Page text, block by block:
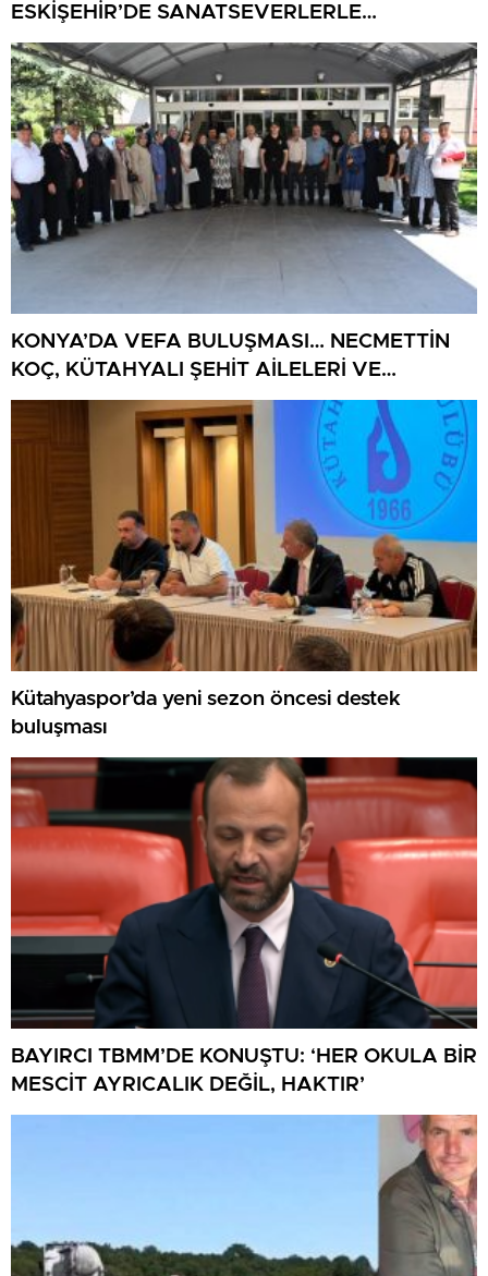
ESKİŞEHİR’DE SANATSEVERLERLE
BULUŞUYOR
KONYA’DA VEFA BULUŞMASI… NECMETTİN
KOÇ, KÜTAHYALI ŞEHİT AİLELERİ VE
GAZİLERİ AĞIRLADI
Kütahyaspor’da yeni sezon öncesi destek
buluşması
BAYIRCI TBMM’DE KONUŞTU: ‘HER OKULA BİR
MESCİT AYRICALIK DEĞİL, HAKTIR’